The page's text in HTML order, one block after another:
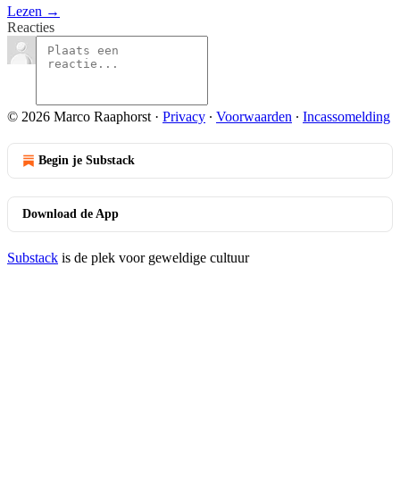
Lezen →
Reacties
© 2026 Marco Raaphorst · Privacy ∙ Voorwaarden ∙ Incassomelding
Begin je Substack
Download de App
Substack is de plek voor geweldige cultuur